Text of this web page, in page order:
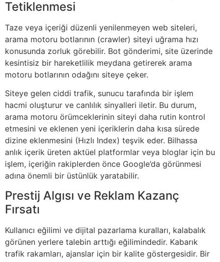
Tetiklenmesi
Taze veya içeriği düzenli yenilenmeyen web siteleri,
arama motoru botlarının (crawler) siteyi uğrama hızı
konusunda zorluk görebilir. Bot gönderimi, site üzerinde
kesintisiz bir hareketlilik meydana getirerek arama
motoru botlarının odağını siteye çeker.
Siteye gelen ciddi trafik, sunucu tarafında bir işlem
hacmi oluşturur ve canlılık sinyalleri iletir. Bu durum,
arama motoru örümceklerinin siteyi daha rutin kontrol
etmesini ve eklenen yeni içeriklerin daha kısa sürede
dizine eklenmesini (Hızlı Index) teşvik eder. Bilhassa
anlık içerik üreten aktüel platformlar veya bloglar için bu
işlem, içeriğin rakiplerden önce Google’da görünmesi
adına önemli bir üstünlük yaratabilir.
Prestij Algısı ve Reklam Kazanç
Fırsatı
Kullanıcı eğilimi ve dijital pazarlama kuralları, kalabalık
görünen yerlere talebin arttığı eğilimindedir. Kabarık
trafik rakamları, ajanslar için bir kalite göstergesidir. Bir